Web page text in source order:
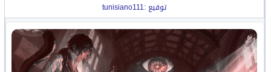
توقيع :tunisiano111